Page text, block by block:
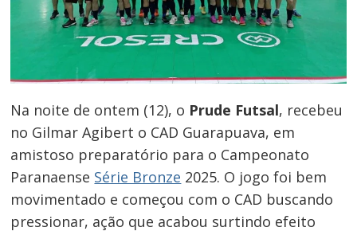
Na noite de ontem (12), o Prude Futsal, recebeu
no Gilmar Agibert o CAD Guarapuava, em
amistoso preparatório para o Campeonato
Paranaense Série Bronze 2025. O jogo foi bem
movimentado e começou com o CAD buscando
pressionar, ação que acabou surtindo efeito